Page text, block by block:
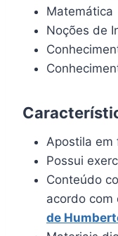
Matemática
Noções de
Apostila em
Possui
Conteúdo
acordo com
de